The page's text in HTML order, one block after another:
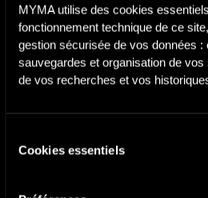
MYMA utilise des cookies
fonctionnement technique de ce
gestion sécurisée de vos données :
sauvegardes et organisation de
de vos recherches et vos
duCookies essentiels